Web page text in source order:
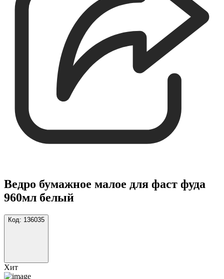
Ведро бумажное малое для фаст фуда
960мл белый
Код: 136035
Хит